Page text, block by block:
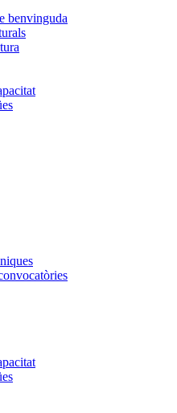
benvinguda